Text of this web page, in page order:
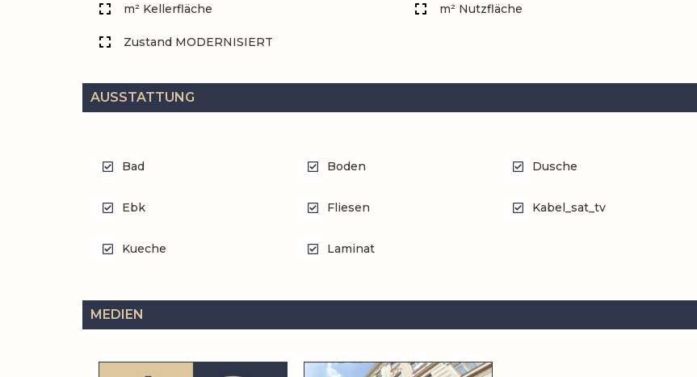
m² Kellerfläche m² Nutzfläche
Zustand MODERNISIERT
AUSSTATTUNG
Bad Boden Dusche
Ebk Fliesen Kabel_sat_tv
Kueche Laminat
MEDIEN